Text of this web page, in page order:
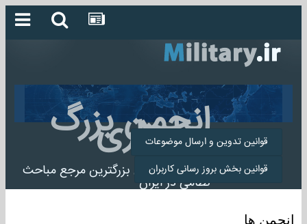
انجمن بزرگ
میلیتاری
انجمن میلیتاری بزرگترین مرجع مباحث
نظامی در ایران
قوانین تدوین و ارسال موضوعات
قوانین بخش بروز رسانی کاربران
انجمن ها